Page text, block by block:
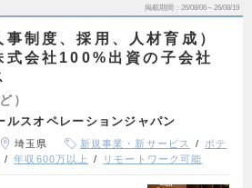
掲載期間 26/08/06～26/08/19
事制度、採用、人材育成）
会社100%出資の子会社
）
ルスオペレーションジャパン
埼玉県 新規事業・新サービス
ポテ
年収600万以上 リモートワーク可能